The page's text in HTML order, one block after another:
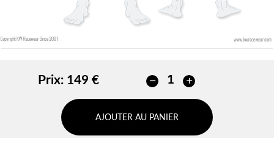
Prix: 149 €
AJOUTER AU PANIER